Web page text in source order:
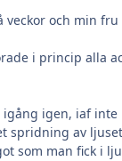
veckor och min fru
i princip alla
igång igen, iaf inte
spridning av ljuset
som man fick i